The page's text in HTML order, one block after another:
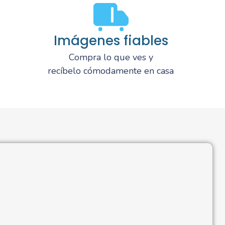
Imágenes fiables
Compra lo que ves y
recíbelo cómodamente en casa